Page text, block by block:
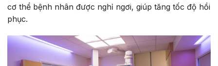
cơ thể bệnh nhân được nghỉ ngơi, giúp tăng tốc độ hồi
phục.